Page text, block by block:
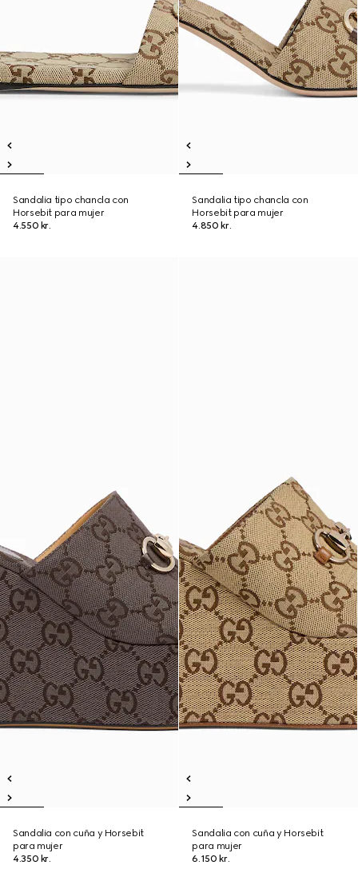
Sandalia tipo chancla con
Horsebit para mujer
4.550 kr.
Sandalia tipo chancla con
Horsebit para mujer
4.850 kr.
Sandalia con cuña y Horsebit
para mujer
4.350 kr.
Sandalia con cuña y Horsebit
para mujer
6.150 kr.